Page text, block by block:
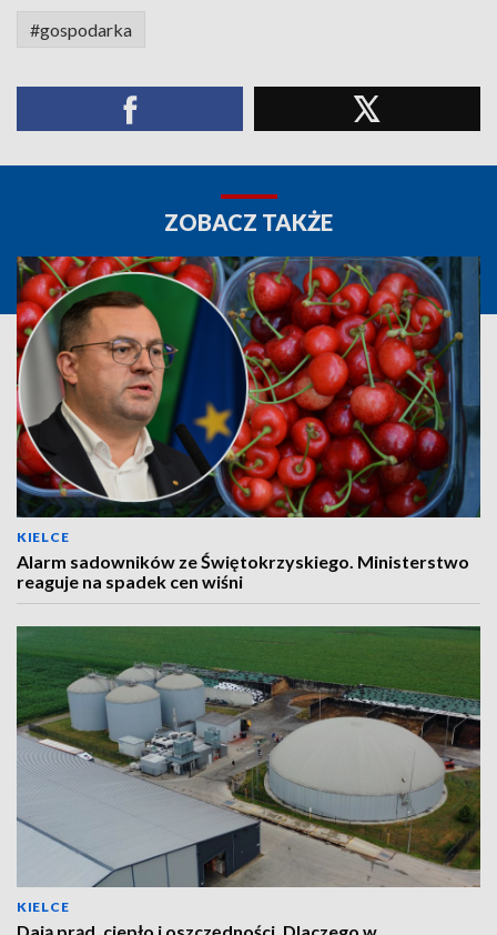
#gospodarka
ZOBACZ TAKŻE
KIELCE
Alarm sadowników ze Świętokrzyskiego. Ministerstwo
reaguje na spadek cen wiśni
KIELCE